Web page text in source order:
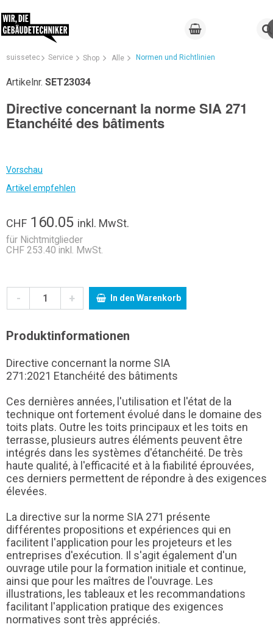
suissetec Service Shop Alle Normen und Richtlinien
Artikelnr. SET23034
Directive concernant la norme SIA 271
Etanchéité des bâtiments
Vorschau
Artikel empfehlen
CHF 160.05 inkl. MwSt.
für Nichtmitglieder
CHF 253.40 inkl. MwSt.
- + In den Warenkorb
Produktinformationen
Directive concernant la norme SIA
271:2021 Etanchéité des bâtiments
Ces dernières années, l'utilisation et l'état de la
technique ont fortement évolué dans le domaine des
toits plats. Outre les toits principaux et les toits en
terrasse, plusieurs autres éléments peuvent être
intégrés dans les systèmes d'étanchéité. De très
haute qualité, à l'efficacité et à la fiabilité éprouvées,
ces derniers permettent de répondre à des exigences
élevées.
La directive sur la norme SIA 271 présente
différentes propositions et expériences qui en
facilitent l'application pour les projeteurs et les
entreprises d'exécution. Il s'agit également d'un
ouvrage utile pour la formation initiale et continue,
ainsi que pour les maîtres de l'ouvrage. Les
illustrations, les tableaux et les recommandations
facilitant l'application pratique des exigences
normatives sont très appréciés.